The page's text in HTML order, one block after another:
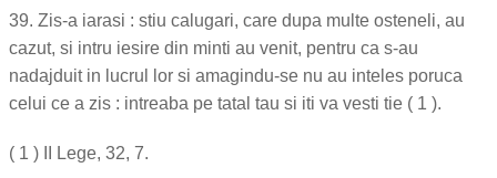
39. Zis-a iarasi : stiu calugari, care dupa multe osteneli, au
cazut, si intru iesire din minti au venit, pentru ca s-au
nadajduit in lucrul lor si amagindu-se nu au inteles poruca
celui ce a zis : intreaba pe tatal tau si iti va vesti tie ( 1 ).
( 1 ) II Lege, 32, 7.